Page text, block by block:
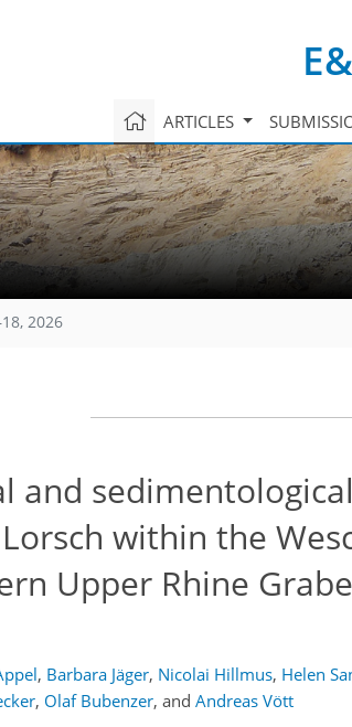
ARTICLES
2026
and
within the
Upper Rhine
, Barbara Jäger, Nicolai Hillmus, Helen
, Olaf Bubenzer, and Andreas Vött